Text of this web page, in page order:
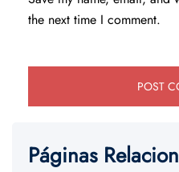
the next time I comment.
Páginas